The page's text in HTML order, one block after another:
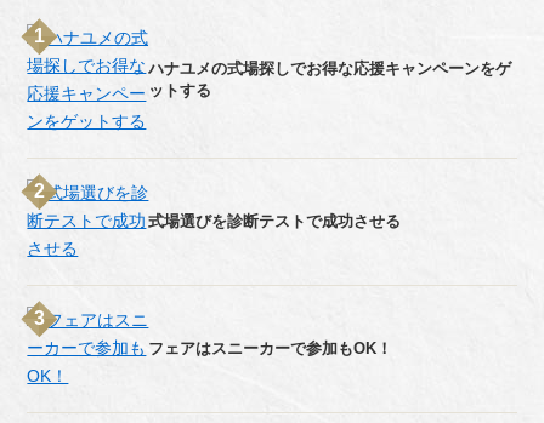
ハナユメの式場探しでお得な応援キャンペーンをゲ
ットする
式場選びを診断テストで成功させる
フェアはスニーカーで参加もOK！